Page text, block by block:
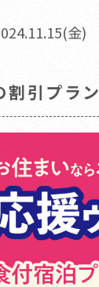
金)
割引プラン